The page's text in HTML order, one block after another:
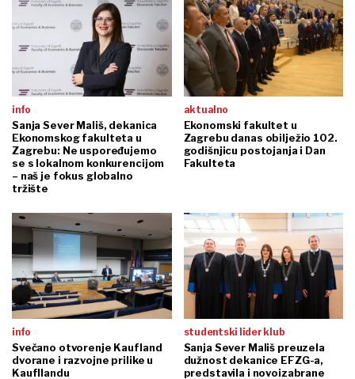
info
Sanja Sever Mališ, dekanica
Ekonomskog fakulteta u
Zagrebu: Ne uspoređujemo
se s lokalnom konkurencijom
– naš je fokus globalno
tržište
aktualno
Ekonomski fakultet u
Zagrebu danas obilježio 102.
godišnjicu postojanja i Dan
Fakulteta
info
Svečano otvorenje Kaufland
dvorane i razvojne prilike u
Kaufllandu
studentski lider klub
Sanja Sever Mališ preuzela
dužnost dekanice EFZG-a,
predstavila i novoizabrane